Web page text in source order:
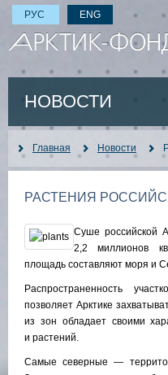
РУС ENG
НОВОСТИ
Главная Новости
РАСТЕНИЯ
Суше российской
2,2 миллионов
площадь составляют моря и
Распространенность
позволяет Арктике
из зон обладает своими
и растений.
Самые северные —